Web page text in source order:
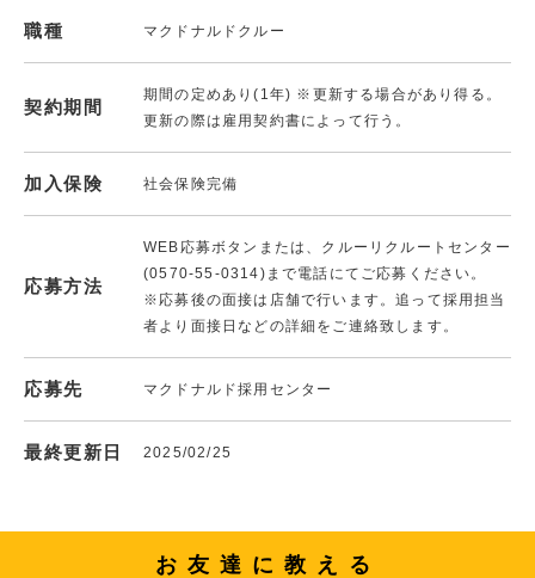
職種 マクドナルドクルー
契約期間
期間の定めあり(1年) ※更新する場合があり得る。
更新の際は雇用契約書によって行う。
加入保険 社会保険完備
応募方法
WEB応募ボタンまたは、クルーリクルートセンター
(0570-55-0314)まで電話にてご応募ください。
※応募後の面接は店舗で行います。追って採用担当
者より面接日などの詳細をご連絡致します。
応募先 マクドナルド採用センター
最終更新日 2025/02/25
お友達に教える